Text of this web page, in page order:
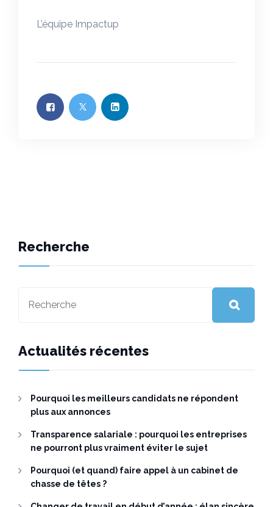
L’équipe Impactup
Recherche
Actualités récentes
Pourquoi les meilleurs candidats ne répondent
plus aux annonces
Transparence salariale : pourquoi les entreprises
ne pourront plus vraiment éviter le sujet
Pourquoi (et quand) faire appel à un cabinet de
chasse de têtes ?